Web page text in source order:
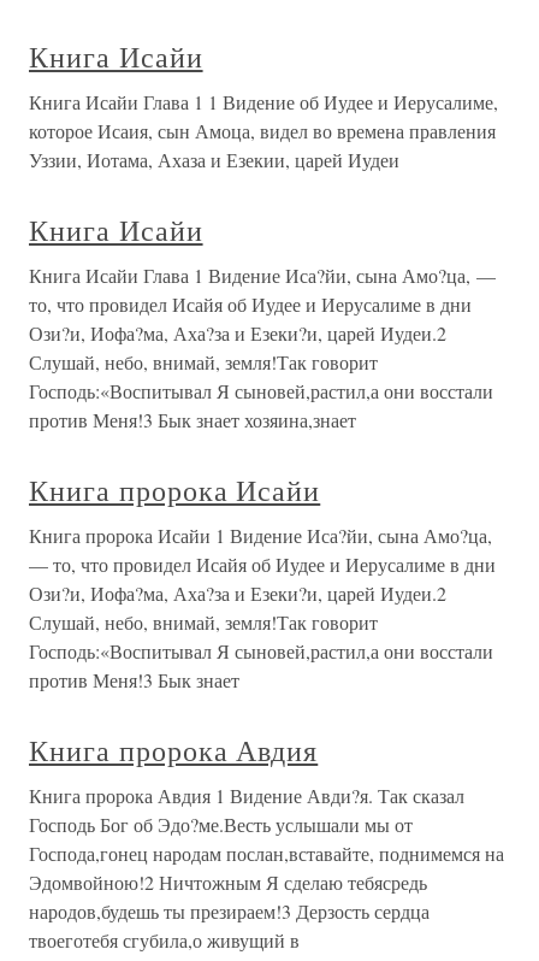
Книга Исайи
Книга Исайи Глава 1 1 Видение об Иудее и Иерусалиме,
которое Исаия, сын Амоца, видел во времена правления
Уззии, Иотама, Ахаза и Езекии, царей Иудеи
Книга Исайи
Книга Исайи Глава 1 Видение Иса?йи, сына Амо?ца, —
то, что провидел Исайя об Иудее и Иерусалиме в дни
Ози?и, Иофа?ма, Аха?за и Езеки?и, царей Иудеи.2
Слушай, небо, внимай, земля!Так говорит
Господь:«Воспитывал Я сыновей,растил,а они восстали
против Меня!3 Бык знает хозяина,знает
Книга пророка Исайи
Книга пророка Исайи 1 Видение Иса?йи, сына Амо?ца,
— то, что провидел Исайя об Иудее и Иерусалиме в дни
Ози?и, Иофа?ма, Аха?за и Езеки?и, царей Иудеи.2
Слушай, небо, внимай, земля!Так говорит
Господь:«Воспитывал Я сыновей,растил,а они восстали
против Меня!3 Бык знает
Книга пророка Авдия
Книга пророка Авдия 1 Видение Авди?я. Так сказал
Господь Бог об Эдо?ме.Весть услышали мы от
Господа,гонец народам послан,вставайте, поднимемся на
Эдомвойною!2 Ничтожным Я сделаю тебясредь
народов,будешь ты презираем!3 Дерзость сердца
твоеготебя сгубила,о живущий в